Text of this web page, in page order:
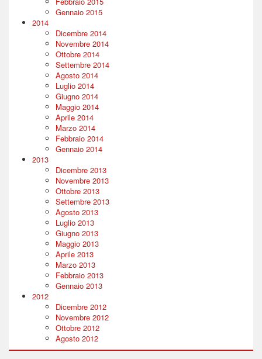
Gennaio 2015
2014
Dicembre 2014
Novembre 2014
Ottobre 2014
Settembre 2014
Agosto 2014
Luglio 2014
Giugno 2014
Maggio 2014
Aprile 2014
Marzo 2014
Febbraio 2014
Gennaio 2014
2013
Dicembre 2013
Novembre 2013
Ottobre 2013
Settembre 2013
Agosto 2013
Luglio 2013
Giugno 2013
Maggio 2013
Aprile 2013
Marzo 2013
Febbraio 2013
Gennaio 2013
2012
Dicembre 2012
Novembre 2012
Ottobre 2012
Agosto 2012